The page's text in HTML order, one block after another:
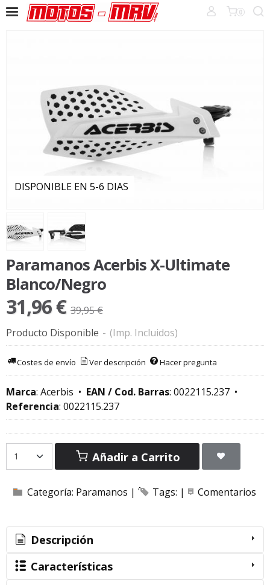
0
DISPONIBLE EN 5-6 DIAS
Paramanos Acerbis X-Ultimate
Blanco/Negro
31,96 € 39,95 €
Producto Disponible - (Imp. Incluidos)
Costes de envío Ver descripción Hacer pregunta
Marca: Acerbis • EAN / Cod. Barras: 0022115.237 •
Referencia: 0022115.237
Añadir a Carrito
Categoría: Paramanos | Tags: | Comentarios
Descripción
Características